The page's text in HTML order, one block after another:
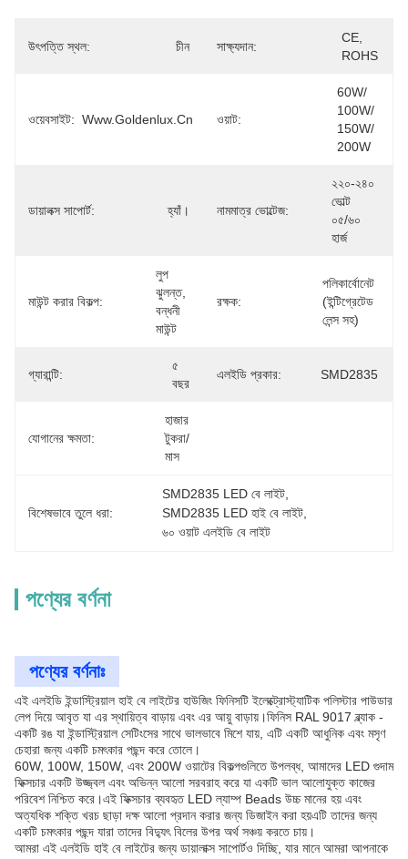
উৎপত্তি স্থল: চীন সাক্ষ্যদান:
CE,
ROHS
ওয়েবসাইট: Www.goldenlux.cn ওয়াট:
60W/
100W/
150W/
200W
ডায়ালক্স সাপোর্ট: হ্যাঁ। নামমাত্র ভোল্টেজ:
২২০-২৪০
ভোল্ট
০৫/৬০
হার্জ
মাউন্ট করার বিকল্প:
লুপ
ঝুলন্ত,
বন্ধনী
মাউন্ট
রক্ষক:
পলিকার্বোনেট
(ইন্টিগ্রেটেড
লেন্স সহ)
গ্যারান্টি:
৫
বছর
এলইডি প্রকার: SMD2835
যোগানের ক্ষমতা:
হাজার
টুকরা/
মাস
বিশেষভাবে তুলে ধরা:
SMD2835 LED বে লাইট
SMD2835 LED হাই বে লাইট
৬০ ওয়াট এলইডি বে লাইট
পণ্যের বর্ণনা
পণ্যের বর্ণনাঃ
এই এলইডি ইন্ডাস্ট্রিয়াল হাই বে লাইটের হাউজিং ফিনিসটি ইলেক্ট্রোস্ট্যাটিক পলিস্টার পাউডার
লেপ দিয়ে আবৃত যা এর স্থায়িত্ব বাড়ায় এবং এর আয়ু বাড়ায়।ফিনিস RAL 9017 ব্ল্যাক -
একটি রঙ যা ইন্ডাস্ট্রিয়াল সেটিংসের সাথে ভালভাবে মিশে যায়, এটি একটি আধুনিক এবং মসৃণ
চেহারা জন্য একটি চমৎকার পছন্দ করে তোলে।
60W, 100W, 150W, এবং 200W ওয়াটের বিকল্পগুলিতে উপলব্ধ, আমাদের LED গুদাম
ফিক্সচার একটি উজ্জ্বল এবং অভিন্ন আলো সরবরাহ করে যা একটি ভাল আলোযুক্ত কাজের
পরিবেশ নিশ্চিত করে।এই ফিক্সচার ব্যবহৃত LED ল্যাম্প Beads উচ্চ মানের হয় এবং
অত্যধিক শক্তি খরচ ছাড়া দক্ষ আলো প্রদান করার জন্য ডিজাইন করা হয়এটি তাদের জন্য
একটি চমৎকার পছন্দ যারা তাদের বিদ্যুৎ বিলের উপর অর্থ সঞ্চয় করতে চায়।
আমরা এই এলইডি হাই বে লাইটের জন্য ডায়ালাক্স সাপোর্টও দিচ্ছি, যার মানে আমরা আপনাকে